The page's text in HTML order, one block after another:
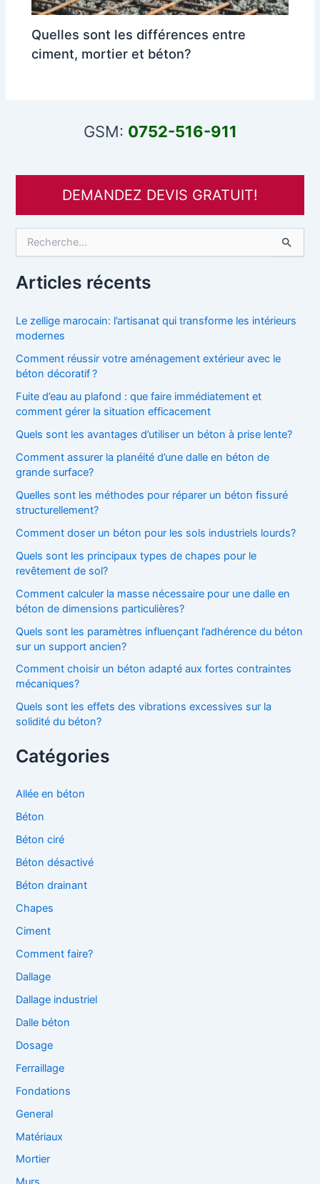
Quelles sont les différences entre
ciment, mortier et béton?
GSM: 0752-516-911
DEMANDEZ DEVIS GRATUIT!
h
e
c
h
r
:
Articles récents
Le zellige marocain: l’artisanat qui transforme les intérieurs
modernes
Comment réussir votre aménagement extérieur avec le
béton décoratif ?
Fuite d’eau au plafond : que faire immédiatement et
comment gérer la situation efficacement
Quels sont les avantages d’utiliser un béton à prise lente?
Comment assurer la planéité d’une dalle en béton de
grande surface?
Quelles sont les méthodes pour réparer un béton fissuré
structurellement?
Comment doser un béton pour les sols industriels lourds?
Quels sont les principaux types de chapes pour le
revêtement de sol?
Comment calculer la masse nécessaire pour une dalle en
béton de dimensions particulières?
Quels sont les paramètres influençant l’adhérence du béton
sur un support ancien?
Comment choisir un béton adapté aux fortes contraintes
mécaniques?
Quels sont les effets des vibrations excessives sur la
solidité du béton?
Catégories
Allée en béton
Béton
Béton ciré
Béton désactivé
Béton drainant
Chapes
Ciment
Comment faire?
Dallage
Dallage industriel
Dalle béton
Dosage
Ferraillage
Fondations
General
Matériaux
Mortier